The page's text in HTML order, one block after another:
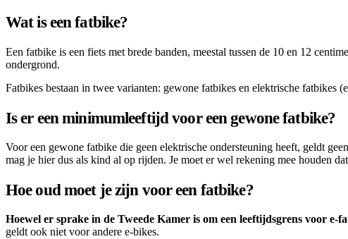
Wat is een fatbike?
Een fatbike is een fiets met brede banden, meestal tussen de 10 en 12
ondergrond.
Fatbikes bestaan in twee varianten: gewone fatbikes en elektrische fatbikes
Is er een minimumleeftijd voor een gewone fatbike?
Voor een gewone fatbike die geen elektrische ondersteuning heeft, geldt
mag je hier dus als kind al op rijden. Je moet er wel rekening mee houden
Hoe oud moet je zijn voor een fatbike?
Hoewel er sprake in de Tweede Kamer is om een leeftijdsgrens voor e-
geldt ook niet voor andere e-bikes.